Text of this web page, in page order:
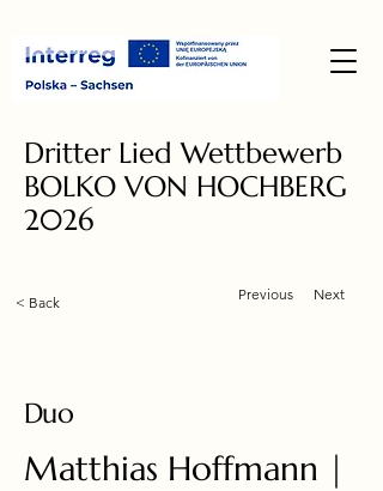
Dritter Lied Wettbewerb
BOLKO VON HOCHBERG
2026
< Back Previous Next
Duo
Matthias Hoffmann |